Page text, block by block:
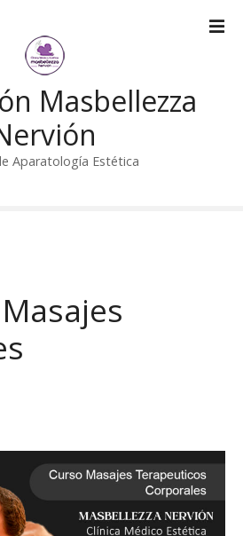
Masbellezza
Aparatología Estética